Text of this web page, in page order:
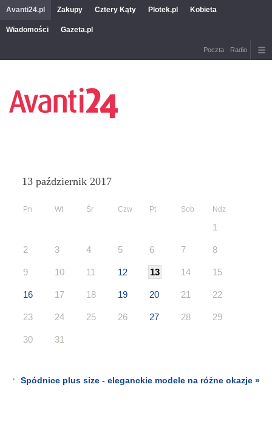
Avanti24.pl Zakupy Cztery Kąty Plotek.pl Kobieta
Wiadomości Gazeta.pl
Poczta Radio
13 październik 2017
Pn Wt Śr Czw Pt Sob Ndz
1
2 3 4 5 6 7 8
9 10 11 12 13 14 15
16 17 18 19 20 21 22
23 24 25 26 27 28 29
30 31
Spódnice plus size - eleganckie modele na różne okazje »